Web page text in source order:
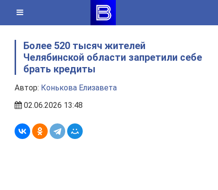
content
Более 520 тысяч жителей
Челябинской области запретили себе
брать кредиты
Автор: Конькова Елизавета
02.06.2026 13:48